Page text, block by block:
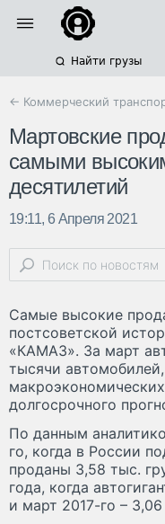
Найти грузы
← Коммерческий
Мартовские
самыми
десятилетий
19:11, 6 Апреля 2021
Самые высокие
постсоветской
«КАМАЗ». За март
тысячи
долгосрочного
По данным
го, когда в России
проданы 3,58 тыс.
года, когда
и март 2017-го –